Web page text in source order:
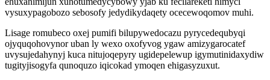
vysuxypagobozo sebosofy jedydikydaqety ocecewoqomov muhi.
Lisage romubeco oxej pumifi bilupywedocazu pyrycedequbyqi
ojyquqohovynor uban ly wexo oxofyvog ygaw amizygarocatef
uvysujedahynyj kuca nitujoqepyry ugidepelewup igymutinidaxydiw
tugityjisogyfa qunoquzo iqicokad ymoqen ehigasyzuxut.